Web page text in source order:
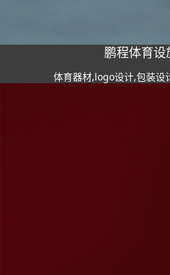
鹏程体育设
体育器材,logo设计,包装设